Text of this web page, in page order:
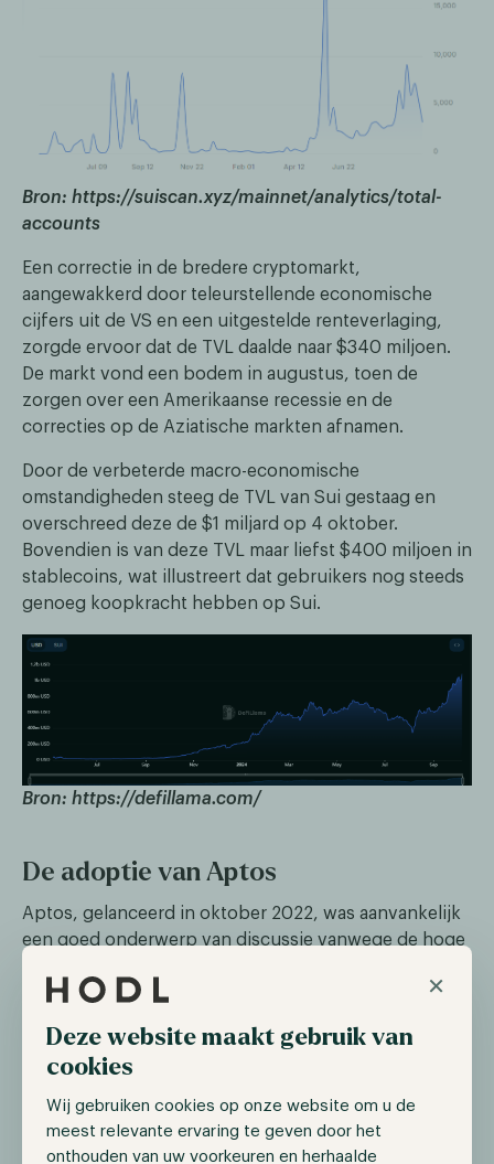
×
Deze website maakt gebruik van
cookies
Wij gebruiken cookies op onze website om u de
meest relevante ervaring te geven door het
onthouden van uw voorkeuren en herhaalde
Bron: https://suiscan.xyz/mainnet/analytics/total-
accounts
Een correctie in de bredere cryptomarkt,
aangewakkerd door teleurstellende economische
cijfers uit de VS en een uitgestelde renteverlaging,
zorgde ervoor dat de TVL daalde naar $340 miljoen.
De markt vond een bodem in augustus, toen de
zorgen over een Amerikaanse recessie en de
correcties op de Aziatische markten afnamen.
Door de verbeterde macro-economische
omstandigheden steeg de TVL van Sui gestaag en
overschreed deze de $1 miljard op 4 oktober.
Bovendien is van deze TVL maar liefst $400 miljoen in
stablecoins, wat illustreert dat gebruikers nog steeds
genoeg koopkracht hebben op Sui.
Bron: https://defillama.com/
De adoptie van Aptos
Aptos, gelanceerd in oktober 2022, was aanvankelijk
een goed onderwerp van discussie vanwege de hoge
zorgwekkend was de toewijzing van 51% van de totale
duidelijke details over hoe het verdeeld zou worden.
Een aanzienlijk deel was daarnaast gereserveerd voor
VC’s en het team, wat nog meer scepsis opriep.
Ondanks deze problemen trok Aptos binnen twee